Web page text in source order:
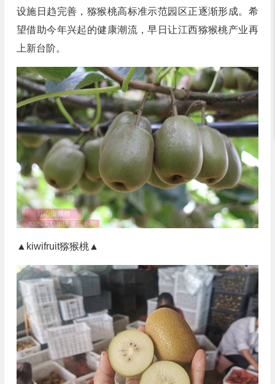
设施日趋完善，猕猴桃高标准示范园区正逐渐形成。希
望借助今年兴起的健康潮流，早日让江西猕猴桃产业再
上新台阶。
▲kiwifruit猕猴桃▲